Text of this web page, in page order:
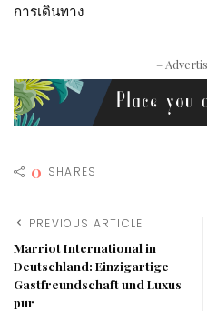
การเดินทาง
–
0 SHARES
PREVIOUS ARTICLE
Marriot International in
Deutschland: Einzigartige
Gastfreundschaft und Luxus
pur